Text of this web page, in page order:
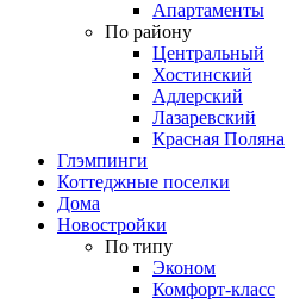
Апартаменты
По району
Центральный
Хостинский
Адлерский
Лазаревский
Красная Поляна
Глэмпинги
Коттеджные поселки
Дома
Новостройки
По типу
Эконом
Комфорт-класс